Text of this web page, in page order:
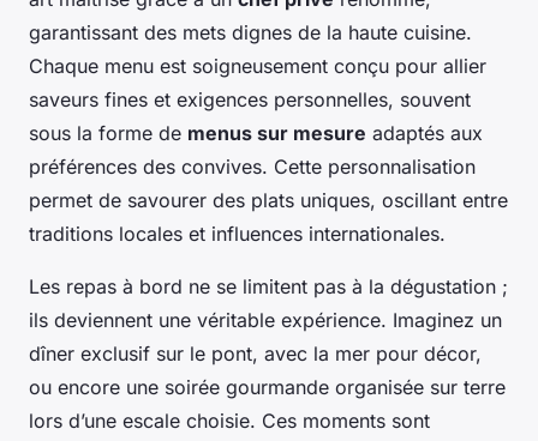
garantissant des mets dignes de la haute cuisine.
Chaque menu est soigneusement conçu pour allier
saveurs fines et exigences personnelles, souvent
sous la forme de menus sur mesure adaptés aux
préférences des convives. Cette personnalisation
permet de savourer des plats uniques, oscillant entre
traditions locales et influences internationales.
Les repas à bord ne se limitent pas à la dégustation ;
ils deviennent une véritable expérience. Imaginez un
dîner exclusif sur le pont, avec la mer pour décor,
ou encore une soirée gourmande organisée sur terre
lors d’une escale choisie. Ces moments sont